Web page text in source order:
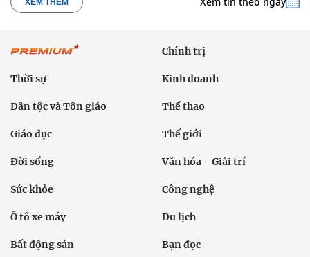
XEM THÊM
Chính trị
Thời sự Kinh doanh
Dân tộc và Tôn giáo Thể thao
Giáo dục Thế giới
Đời sống Văn hóa - Giải trí
Sức khỏe Công nghệ
Ô tô xe máy Du lịch
Bất động sản Bạn đọc